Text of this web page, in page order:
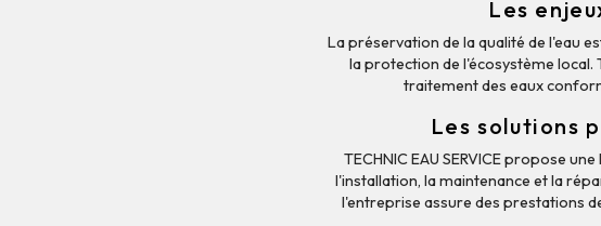
Les
La préservation de la qualité de l'eau
la protection de l'écosystème local.
traitement des eaux
Les solutions
TECHNIC EAU SERVICE propose
l'installation, la maintenance et la
l'entreprise assure des prestations